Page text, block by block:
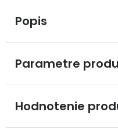
Popis
Parametre
Hodnotenie